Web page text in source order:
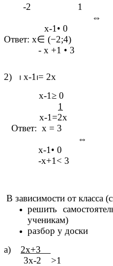
-2
⇔
х-1• 0
Ответ: х∈ (−2;4)
- х +1 • 3
2) ⏐ х-1⏐= 2х
х-1≥ 0
1
х-
Ответ: х = 3
⇔
х-1• 0
-
х
В зависимости от класса
решить
ученикам)
разбор у доски
а) 2х+3
3х-2 >1